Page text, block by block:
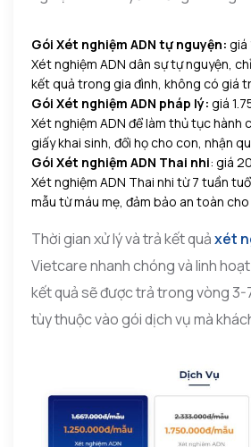
Gói Xét nghiệm ADN tự nguyện: giá
Xét nghiệm ADN dân sự tự nguyện,
kết quả trong gia đình, không có giá
Gói Xét nghiệm ADN pháp lý: giá
Xét nghiệm ADN để làm thủ tục hành
giấy khai sinh, đổi họ cho con, nhận
Gói Xét nghiệm ADN Thai nhi: giá
Xét nghiệm ADN Thai nhi từ 7 tuần
mẫu từ máu mẹ, đảm bảo an toàn cho
Thời gian xử lý và trả kết quảxét
Vietcare nhanh chóng và linh
kết quả sẽ được trả trong vòng 3-
tùy thuộc vào gói dịch vụ mà